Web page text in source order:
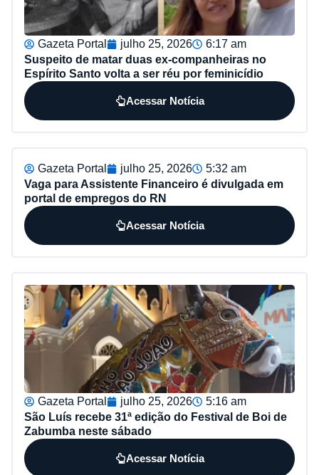
Gazeta Portal julho 25, 2026
6:17 am
Suspeito de matar duas ex-companheiras no
Espírito Santo volta a ser réu por feminicídio
Acessar Notícia
Gazeta Portal julho 25, 2026
5:32 am
Vaga para Assistente Financeiro é divulgada em
portal de empregos do RN
Acessar Notícia
Gazeta Portal julho 25, 2026
5:16 am
São Luís recebe 31ª edição do Festival de Boi de
Zabumba neste sábado
Acessar Notícia